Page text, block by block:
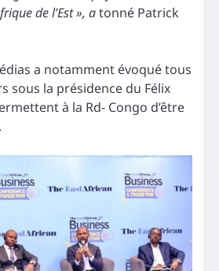
de l’Est », atonné Patrick
a notamment évoqué tous
sous la présidence du Félix
à la Rd- Congo d’être